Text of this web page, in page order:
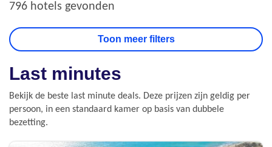
796 hotels gevonden
Last minutes
Bekijk de beste last minute deals. Deze prijzen zijn geldig per
persoon, in een standaard kamer op basis van dubbele
bezetting.